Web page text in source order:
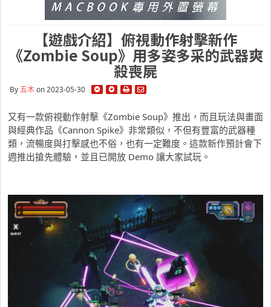
【遊戲介紹】俯視動作射擊新作
《Zombie Soup》用多姿多采的武器爽
殺喪屍
By五木on 2023-05-30
又有一款俯視動作射擊《Zombie Soup》推出，而且玩法與畫面
與經典作品《Cannon Spike》非常類似，不但有豐富的武器種
類，流暢度與打擊感也不俗，也有一定難度。這款新作預計會下
週推出搶先體驗，並且已開放 Demo 讓大家試玩。